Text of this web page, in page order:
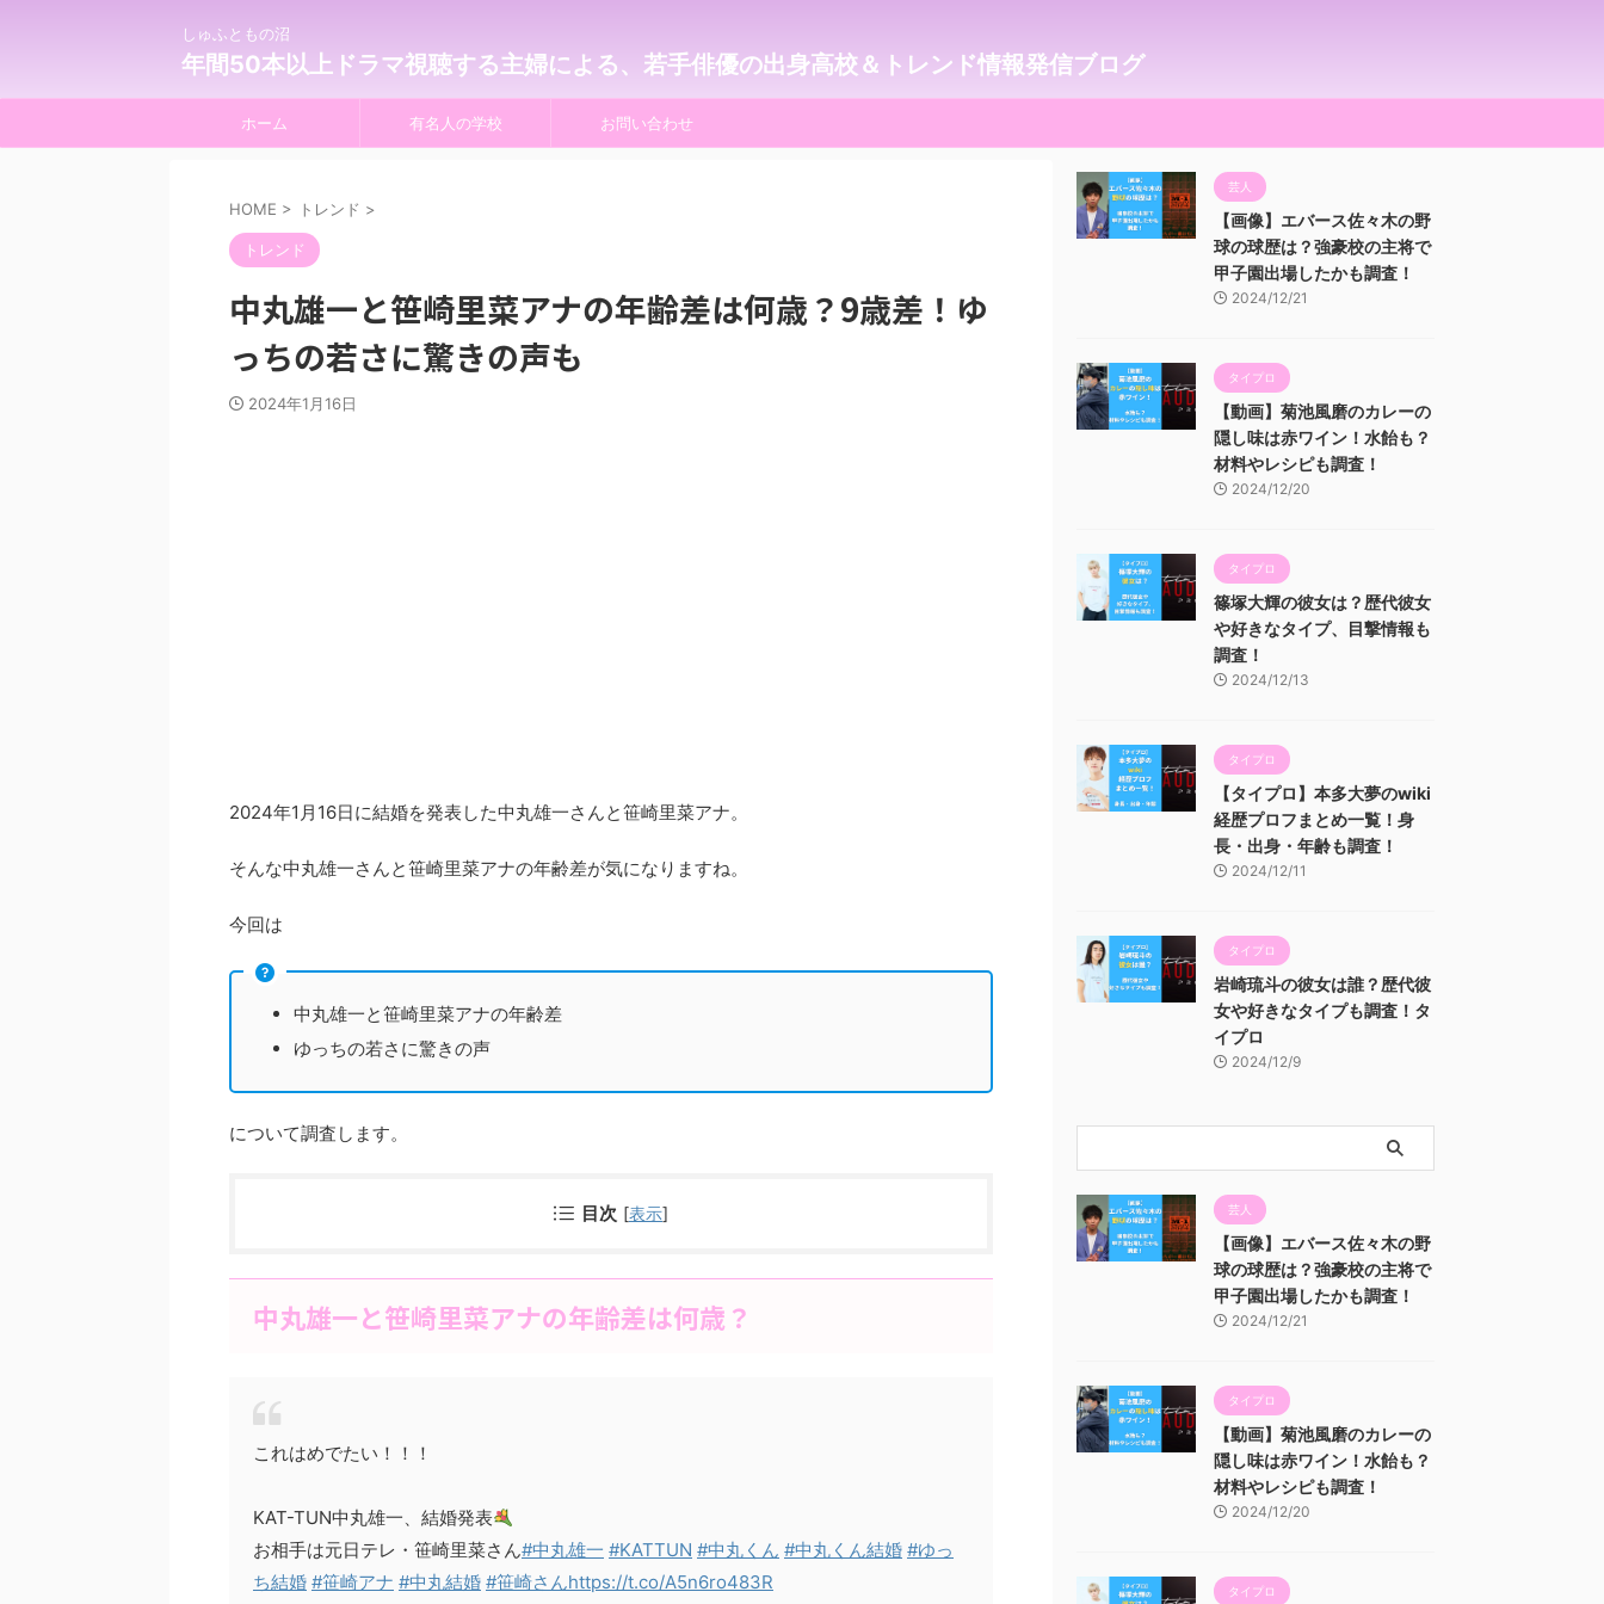
しゅふともの沼
年間50本以上ドラマ視聴する主婦による、若手俳優の出身高校＆トレンド情報発信ブログ
ホーム 有名人の学校 お問い合わせ
HOME > トレンド >
トレンド
中丸雄一と笹崎里菜アナの年齢差は何歳？9歳差！ゆ
っちの若さに驚きの声も
2024年1月16日
2024年1月16日に結婚を発表した中丸雄一さんと笹崎里菜アナ。
そんな中丸雄一さんと笹崎里菜アナの年齢差が気になりますね。
今回は
中丸雄一と笹崎里菜アナの年齢差
ゆっちの若さに驚きの声
について調査します。
目次 [表示]
中丸雄一と笹崎里菜アナの年齢差は何歳？
これはめでたい！！！
KAT-TUN中丸雄一、結婚発表
お相手は元日テレ・笹崎里菜さん#中丸雄一 #KATTUN #中丸くん #中丸くん結婚 #ゆっ
ち結婚 #笹崎アナ #中丸結婚 #笹崎さんhttps://t.co/A5n6ro483R
芸人
【画像】エバース佐々木の野
球の球歴は？強豪校の主将で
甲子園出場したかも調査！
2024/12/21
タイプロ
【動画】菊池風磨のカレーの
隠し味は赤ワイン！水飴も？
材料やレシピも調査！
2024/12/20
タイプロ
篠塚大輝の彼女は？歴代彼女
や好きなタイプ、目撃情報も
調査！
2024/12/13
タイプロ
【タイプロ】本多大夢のwiki
経歴プロフまとめ一覧！身
長・出身・年齢も調査！
2024/12/11
タイプロ
岩崎琉斗の彼女は誰？歴代彼
女や好きなタイプも調査！タ
イプロ
2024/12/9
芸人
【画像】エバース佐々木の野
球の球歴は？強豪校の主将で
甲子園出場したかも調査！
2024/12/21
タイプロ
【動画】菊池風磨のカレーの
隠し味は赤ワイン！水飴も？
材料やレシピも調査！
2024/12/20
タイプロ